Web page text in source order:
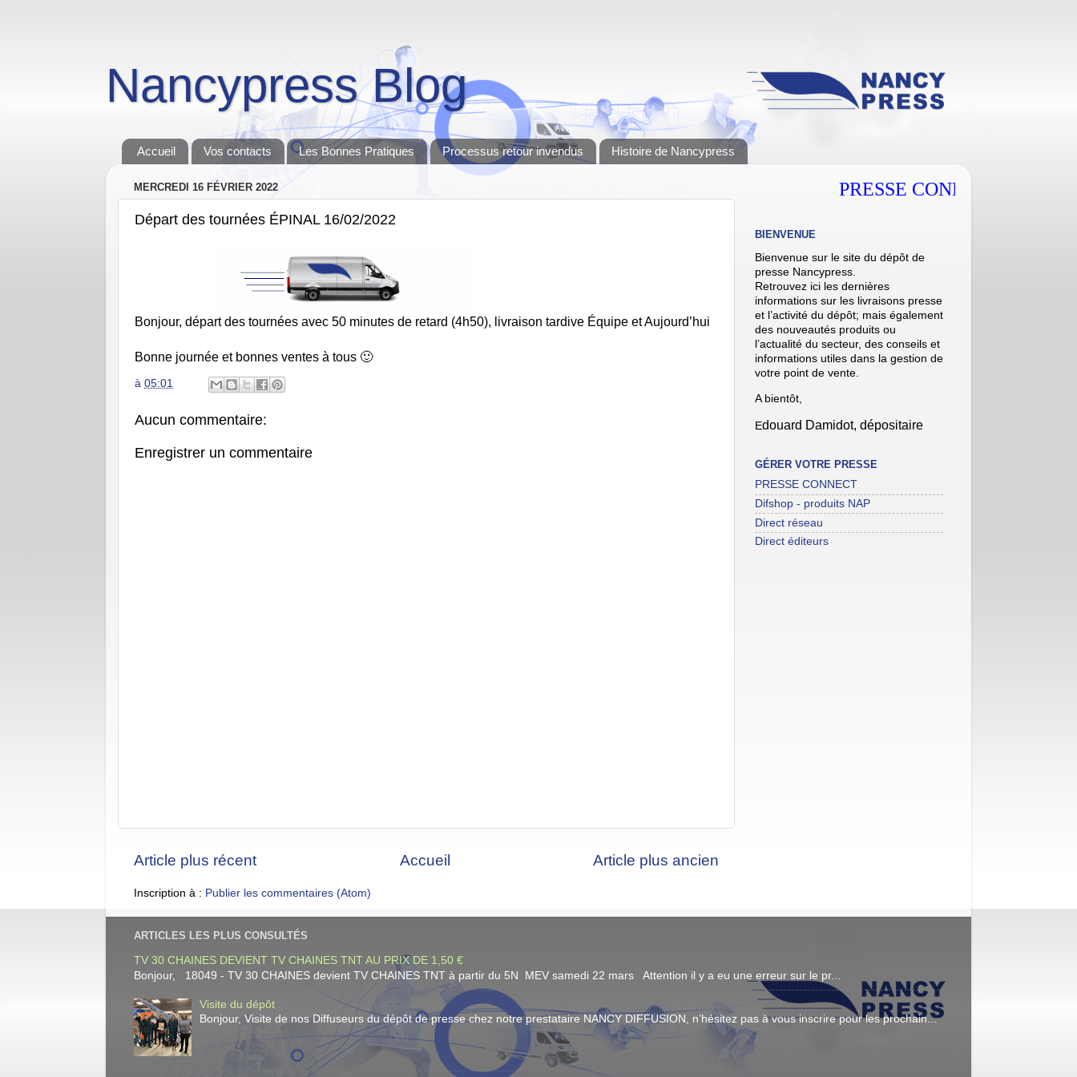
Nancypress Blog
Accueil Vos contacts Les Bonnes Pratiques Processus retour invendus Histoire de Nancypress
MERCREDI 16 FÉVRIER 2022
Départ des tournées ÉPINAL 16/02/2022
Bonjour, départ des tournées avec 50 minutes de retard (4h50), livraison tardive Équipe et Aujourd’hui
Bonne journée et bonnes ventes à tous 🙂
à 05:01
Aucun commentaire:
Enregistrer un commentaire
Article plus récent Article plus ancien
Accueil
Inscription à : Publier les commentaires (Atom)
PRESSE CONNECT
BIENVENUE
Bienvenue sur le site du dépôt de
presse Nancypress.
Retrouvez ici les dernières
informations sur les livraisons presse
et l’activité du dépôt; mais également
des nouveautés produits ou
l’actualité du secteur, des conseils et
informations utiles dans la gestion de
votre point de vente.
A bientôt,
Edouard Damidot, dépositaire
GÉRER VOTRE PRESSE
PRESSE CONNECT
Difshop - produits NAP
Direct réseau
Direct éditeurs
ARTICLES LES PLUS CONSULTÉS
TV 30 CHAINES DEVIENT TV CHAINES TNT AU PRIX DE 1,50 €
Bonjour, 18049 - TV 30 CHAINES devient TV CHAINES TNT à partir du 5N MEV samedi 22 mars Attention il y a eu une erreur sur le pr...
Visite du dépôt
Bonjour, Visite de nos Diffuseurs du dépôt de presse chez notre prestataire NANCY DIFFUSION, n’hésitez pas à vous inscrire pour les prochain...